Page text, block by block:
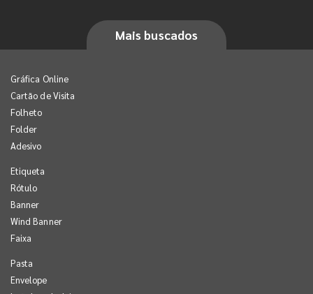
Mais buscados
Gráfica Online
Cartão de Visita
Folheto
Folder
Adesivo
Etiqueta
Rótulo
Banner
Wind Banner
Faixa
Pasta
Envelope